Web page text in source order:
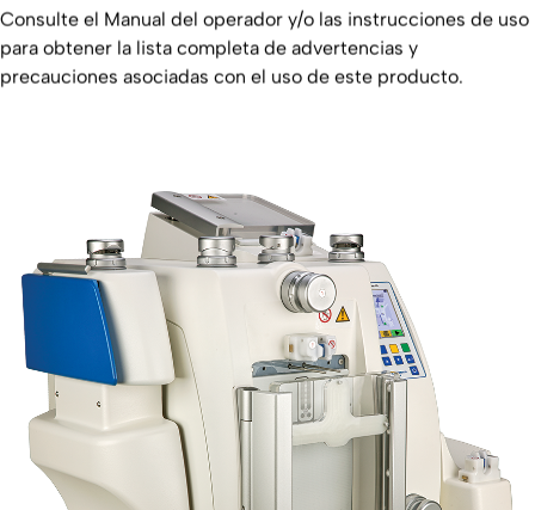
Consulte el Manual del operador y/o las instrucciones de uso
para obtener la lista completa de advertencias y
precauciones asociadas con el uso de este producto.